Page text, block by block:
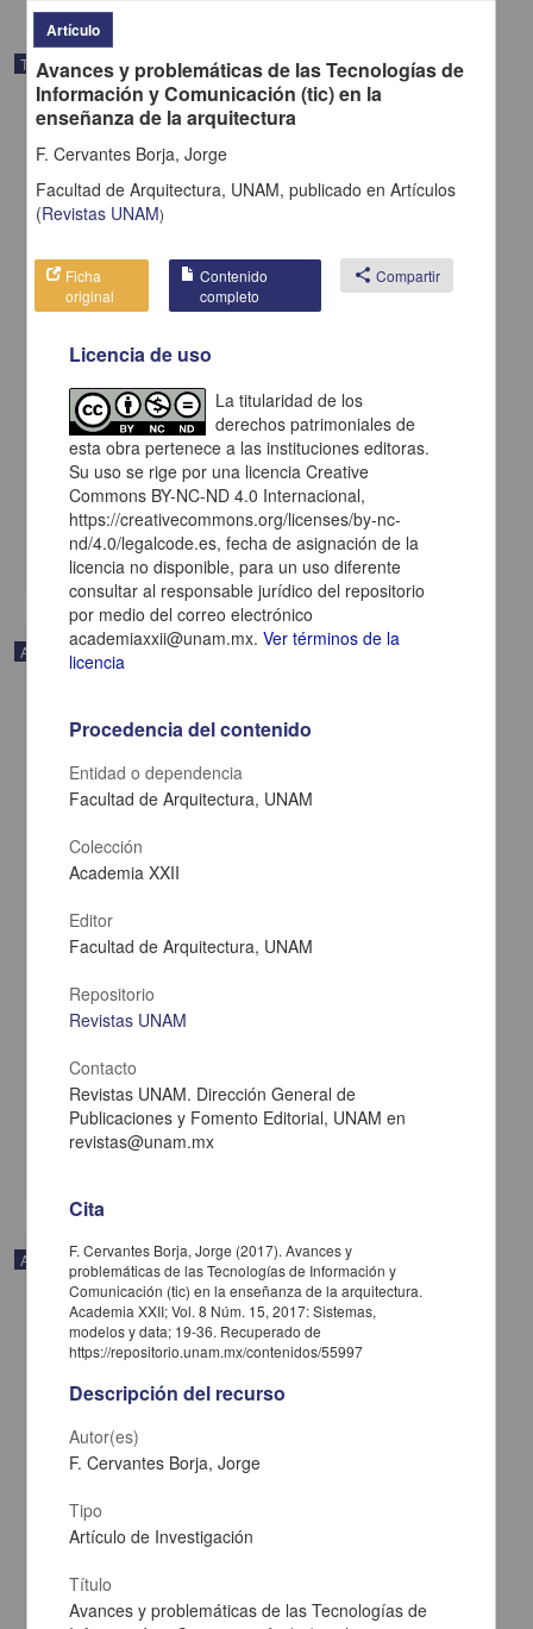
Trabajo de grado
Cd interactivo de las tendencias de la arquitectura, primera mitad
del siglo XX, para apoyo a la materia de arquitectura en Mexico
siglo XX
Rios Acosta, Erika
Físico Matemáticas y Ciencias de la Tierra
Artículo
The sociological comprehension of Marianne Schnitger about the
city: implied debate with Max Weber and Georg Simmel about the
Gaytán Alcalá, Felipe - Facultad de Ciencias Políticas y Sociales,
UNAM
2020-11-26
Ciencias Sociales y Económicas
Artículo
Perception of Insecurity in Mexico
Artículo
Avances y problemáticas de las Tecnologías de
Información y Comunicación (tic) en la
enseñanza de la arquitectura
F. Cervantes Borja, Jorge
Facultad de Arquitectura, UNAM, publicado enArtículos
(Revistas UNAM)
Ficha
original
Contenido
completo
share Compartir
Licencia de uso
La titularidad de los
derechos patrimoniales de
esta obra pertenece a las instituciones editoras.
Su uso se rige por una licencia Creative
Commons BY-NC-ND 4.0 Internacional,
https://creativecommons.org/licenses/by-nc-
nd/4.0/legalcode.es, fecha de asignación de la
licencia no disponible, para un uso diferente
consultar al responsable jurídico del repositorio
por medio del correo electrónico
academiaxxii@unam.mx.Ver términos de la
licencia
Procedencia del contenido
Entidad o dependencia
Facultad de Arquitectura, UNAM
Colección
Academia XXII
Editor
Facultad de Arquitectura, UNAM
Repositorio
Revistas UNAM
Contacto
Revistas UNAM. Dirección General de
Publicaciones y Fomento Editorial, UNAM en
revistas@unam.mx
Cita
F. Cervantes Borja, Jorge (2017). Avances y
problemáticas de las Tecnologías de Información y
Comunicación (tic) en la enseñanza de la arquitectura.
Academia XXII; Vol. 8 Núm. 15, 2017: Sistemas,
modelos y data; 19-36. Recuperado de
https://repositorio.unam.mx/contenidos/55997
Descripción del recurso
Autor(es)
F. Cervantes Borja, Jorge
Tipo
Artículo de Investigación
Título
Avances y problemáticas de las Tecnologías de